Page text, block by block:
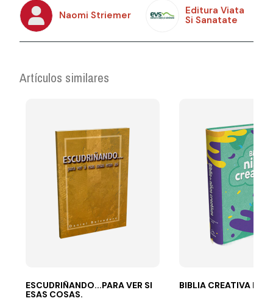
Naomi Striemer
Editura Viata
Si Sanatate
Artículos similares
ESCUDRIÑANDO...PARA VER SI
ESAS COSAS.
BIBLIA CREATIVA